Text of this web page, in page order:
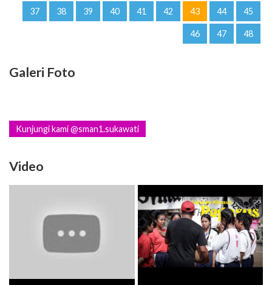
37 38 39 40 41 42 43 44 45
46 47 48
Galeri Foto
Kunjungi kami @sman1.sukawati
Video